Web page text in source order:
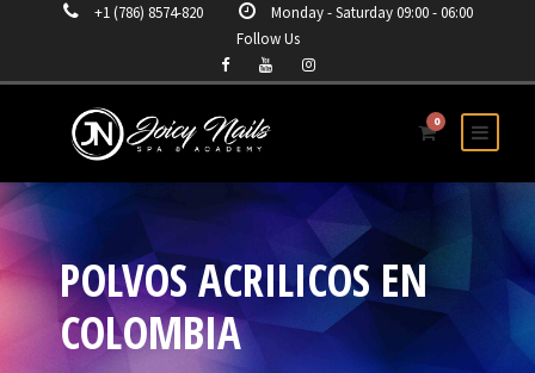
+1 (786) 8574-820
Monday - Saturday 09:00 - 06:00
Follow Us
0
POLVOS ACRILICOS EN
COLOMBIA